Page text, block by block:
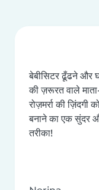
बेबीसिटर ढूँढने और
की ज़रूरत वाले
रोज़मर्रा की ज़िंदगी
बनाने का एक सुंदर
तरीका!